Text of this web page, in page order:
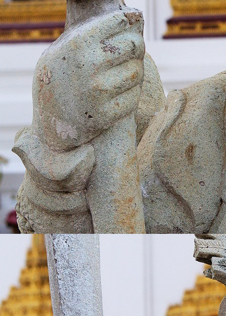
download (18)